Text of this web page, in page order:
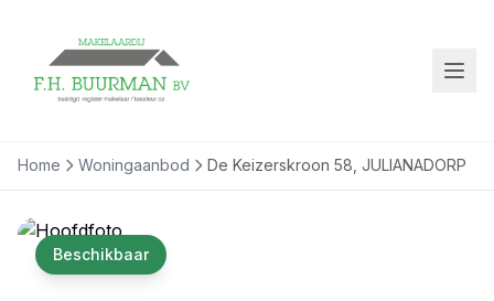
Home Woningaanbod De Keizerskroon 58, JULIANADORP
Beschikbaar